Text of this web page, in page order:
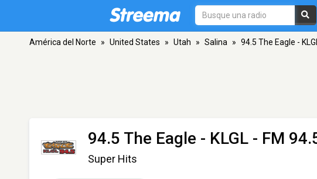
América del Norte » United States » Utah » Salina » 94.5 The Eagle -
94.5 The Eagle - KLGL - FM
Super Hits